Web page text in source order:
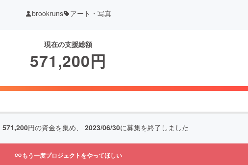
brookruns アート・写真
現在の支援総額
571,200円
571,200円の資金を集め、 2023/06/30に募集を終了しました
もう一度プロジェクトをやってほしい